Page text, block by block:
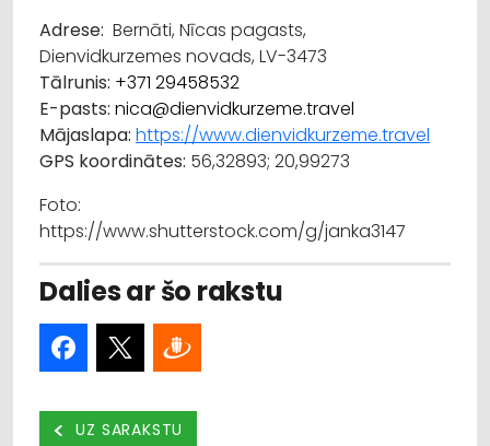
Adrese: Bernāti, Nīcas pagasts,
Dienvidkurzemes novads, LV-3473
Tālrunis: +371 29458532
E-pasts: nica@dienvidkurzeme.travel
Mājaslapa: https://www.dienvidkurzeme.travel
GPS koordinātes: 56,32893; 20,99273
Foto:
https://www.shutterstock.com/g/janka3147
Dalies ar šo rakstu
UZ SARAKSTU